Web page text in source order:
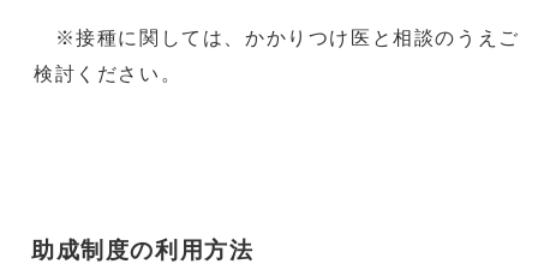
※接種に関しては、かかりつけ医と相談のうえご
検討ください。
助成制度の利用方法